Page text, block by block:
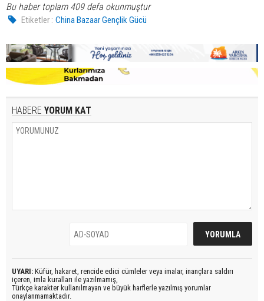
Bu haber toplam 409 defa okunmuştur
Etiketler : China Bazaar Gençlik Gücü
HABERE YORUM KAT
UYARI: Küfür, hakaret, rencide edici cümleler veya imalar, inançlara saldırı
içeren, imla kuralları ile yazılmamış,
Türkçe karakter kullanılmayan ve büyük harflerle yazılmış yorumlar
onaylanmamaktadır.